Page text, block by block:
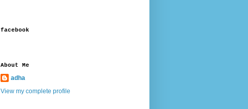
facebook
About Me
adha
View my complete profile